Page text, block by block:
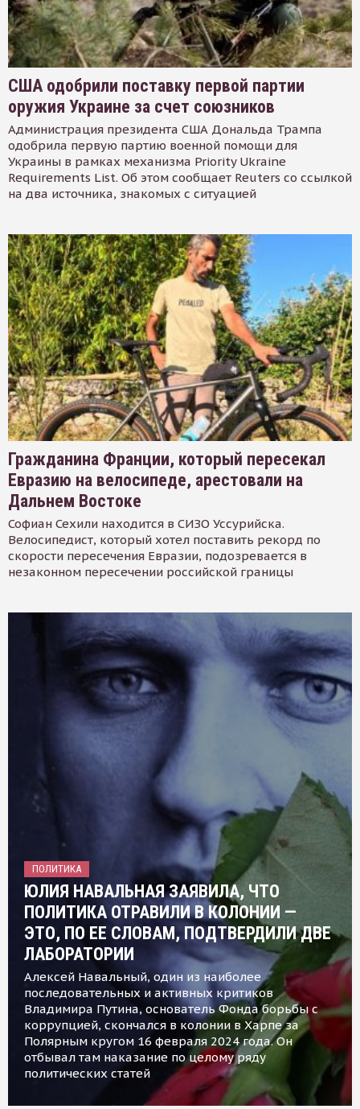
США одобрили поставку первой партии
оружия Украине за счет союзников
Администрация президента США Дональда Трампа
одобрила первую партию военной помощи для
Украины в рамках механизма Priority Ukraine
Requirements List. Об этом сообщает Reuters со ссылкой
на два источника, знакомых с ситуацией
Гражданина Франции, который пересекал
Евразию на велосипеде, арестовали на
Дальнем Востоке
Софиан Сехили находится в СИЗО Уссурийска.
Велосипедист, который хотел поставить рекорд по
скорости пересечения Евразии, подозревается в
незаконном пересечении российской границы
ПОЛИТИКА
ЮЛИЯ НАВАЛЬНАЯ ЗАЯВИЛА, ЧТО
ПОЛИТИКА ОТРАВИЛИ В КОЛОНИИ —
ЭТО, ПО ЕЕ СЛОВАМ, ПОДТВЕРДИЛИ ДВЕ
ЛАБОРАТОРИИ
Алексей Навальный, один из наиболее
последовательных и активных критиков
Владимира Путина, основатель Фонда борьбы с
коррупцией, скончался в колонии в Харпе за
Полярным кругом 16 февраля 2024 года. Он
отбывал там наказание по целому ряду
политических статей